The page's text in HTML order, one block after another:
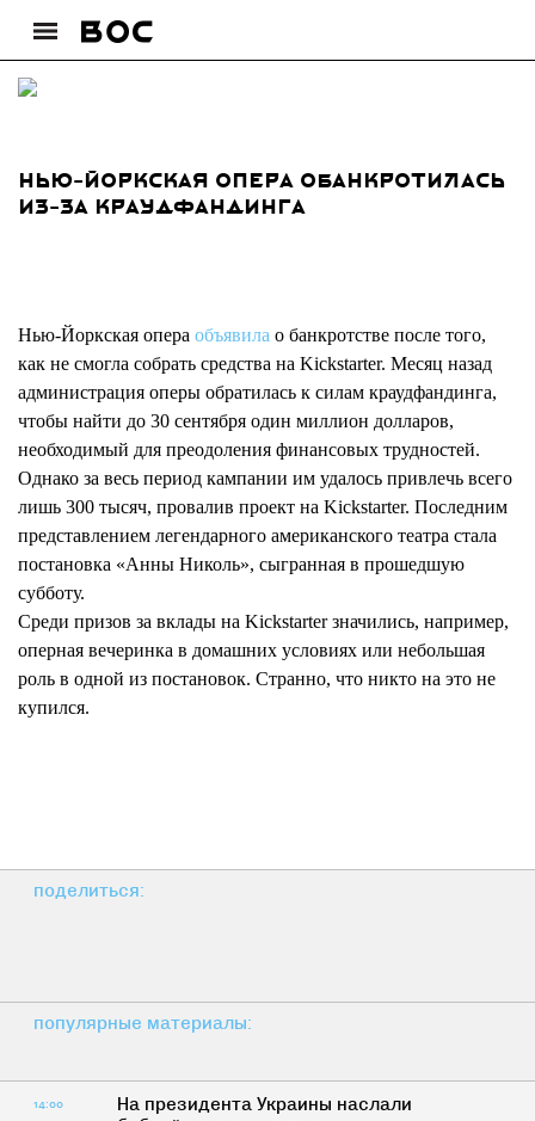
Нью-Йоркская опера обанкротилась
из-за краудфандинга
Нью-Йоркская опера объявила о банкротстве после того,
как не смогла собрать средства на Kickstarter. Месяц назад
администрация оперы обратилась к силам краудфандинга,
чтобы найти до 30 сентября один миллион долларов,
необходимый для преодоления финансовых трудностей.
Однако за весь период кампании им удалось привлечь всего
лишь 300 тысяч, провалив проект на Kickstarter. Последним
представлением легендарного американского театра стала
постановка «Анны Николь», сыгранная в прошедшую
субботу.
Среди призов за вклады на Kickstarter значились, например,
оперная вечеринка в домашних условиях или небольшая
роль в одной из постановок. Странно, что никто на это не
купился.
поделиться:
популярные материалы:
14:00
На президента Украины наслали